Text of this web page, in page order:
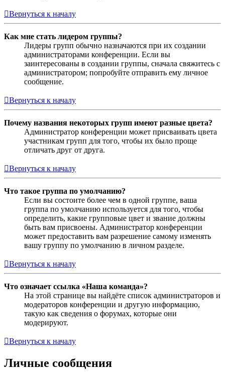
Вернуться к началу
Как мне стать лидером группы?
Лидеры групп обычно назначаются при их создании
администраторами конференции. Если вы
заинтересованы в создании группы, сначала свяжитесь с
администратором; попробуйте отправить ему личное
сообщение.
Вернуться к началу
Почему названия некоторых групп имеют разные цвета?
Администратор конференции может присваивать цвета
участникам групп для того, чтобы их было проще
отличать друг от друга.
Вернуться к началу
Что такое группа по умолчанию?
Если вы состоите более чем в одной группе, ваша
группа по умолчанию используется для того, чтобы
определить, какие групповые цвет и звание должны
быть вам присвоены. Администратор конференции
может предоставить вам разрешение самому изменять
вашу группу по умолчанию в личном разделе.
Вернуться к началу
Что означает ссылка «Наша команда»?
На этой странице вы найдёте список администраторов и
модераторов конференции и другую информацию,
такую как сведения о форумах, которые они
модерируют.
Вернуться к началу
Личные сообщения